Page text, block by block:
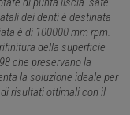
dei denti è destinata
è di 100000 mm rpm.
della superficie
che preservano la
la soluzione ideale per
risultati ottimali con il